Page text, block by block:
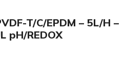
T/C/EPDM – 5L/H –
pH/REDOX